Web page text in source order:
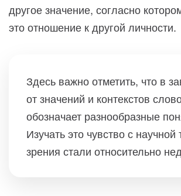
другое значение, согласно
это отношение к другой личности.
Здесь важно отметить, что в
от значений и контекстов
обозначает разнообразные
Изучать это чувство с научной
зрения стали относительно